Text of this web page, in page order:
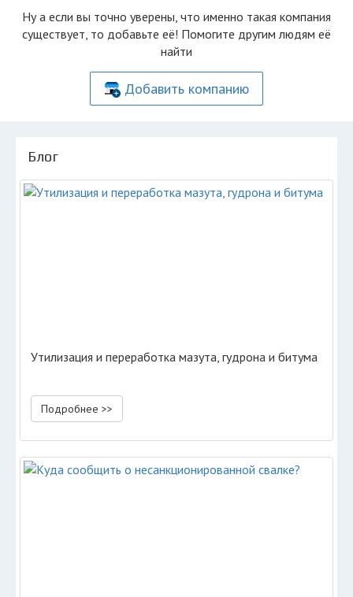
Ну а если вы точно уверены, что именно такая компания
существует, то добавьте её! Помогите другим людям её
найти
Добавить компанию
Блог
Утилизация и переработка мазута, гудрона и битума
Подробнее >>